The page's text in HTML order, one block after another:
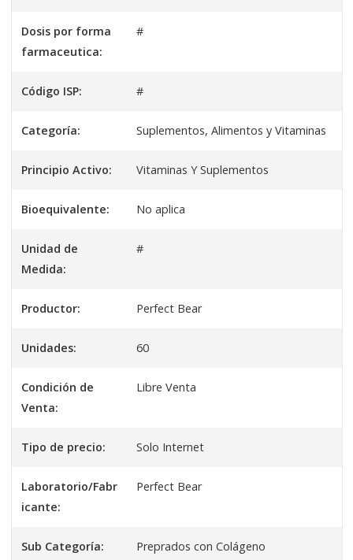
Dosis por forma
farmaceutica:
#
Código ISP: #
Categoría: Suplementos, Alimentos y Vitaminas
Principio Activo: Vitaminas Y Suplementos
Bioequivalente: No aplica
Unidad de
Medida:
#
Productor: Perfect Bear
Unidades: 60
Condición de
Venta:
Libre Venta
Tipo de precio: Solo Internet
Laboratorio/Fabr
icante:
Perfect Bear
Sub Categoría: Preprados con Colágeno